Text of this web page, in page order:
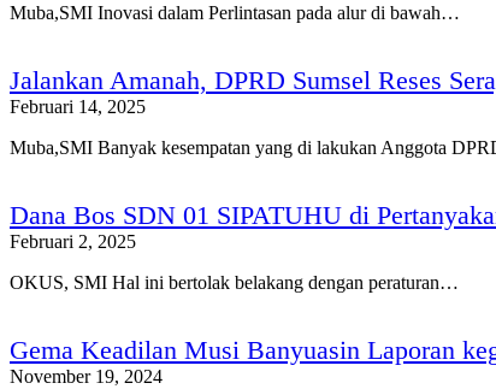
Muba,SMI Inovasi dalam Perlintasan pada alur di bawah…
Jalankan Amanah, DPRD Sumsel Reses
Februari 14, 2025
Muba,SMI Banyak kesempatan yang di lakukan Anggota
Dana Bos SDN 01 SIPATUHU di
Februari 2, 2025
OKUS, SMI Hal ini bertolak belakang dengan peraturan…
Gema Keadilan Musi Banyuasin Laporan
November 19, 2024